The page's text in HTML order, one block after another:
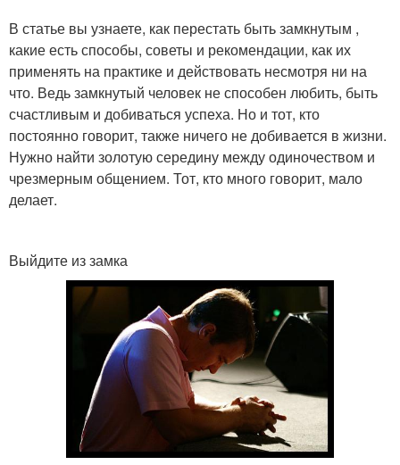
В статье вы узнаете, как перестать быть замкнутым ,
какие есть способы, советы и рекомендации, как их
применять на практике и действовать несмотря ни на
что. Ведь замкнутый человек не способен любить, быть
счастливым и добиваться успеха. Но и тот, кто
постоянно говорит, также ничего не добивается в жизни.
Нужно найти золотую середину между одиночеством и
чрезмерным общением. Тот, кто много говорит, мало
делает.
Выйдите из замка